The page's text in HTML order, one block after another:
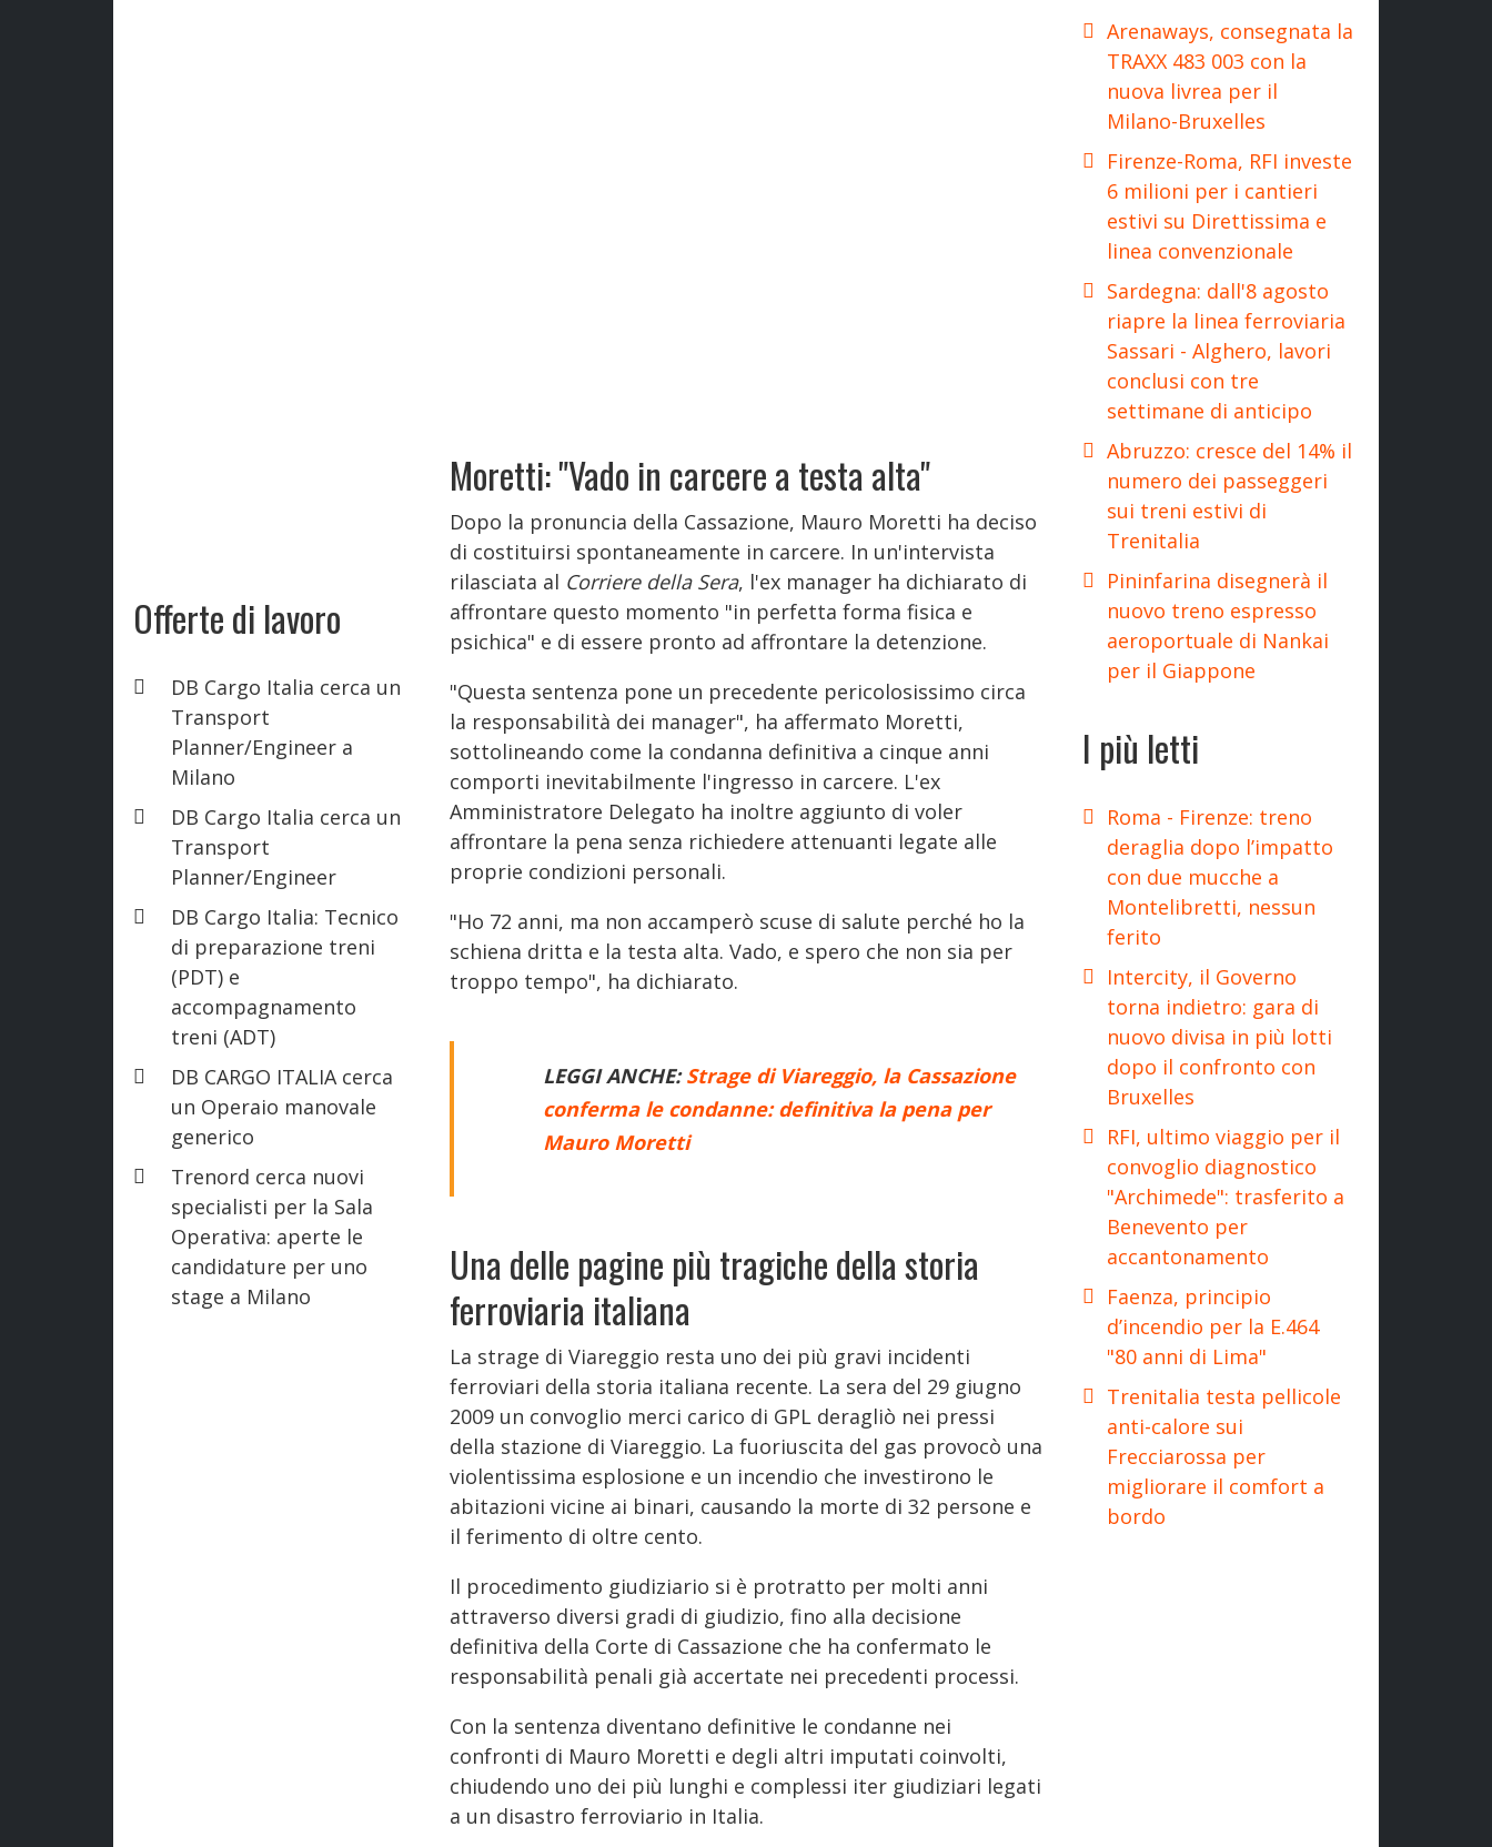
Offerte di lavoro
DB Cargo Italia cerca un
Transport
Planner/Engineer a
Milano
DB Cargo Italia cerca un
Transport
Planner/Engineer
DB Cargo Italia: Tecnico
di preparazione treni
(PDT) e
accompagnamento
treni (ADT)
DB CARGO ITALIA cerca
un Operaio manovale
generico
Trenord cerca nuovi
specialisti per la Sala
Operativa: aperte le
candidature per uno
stage a Milano
Moretti: "Vado in carcere a testa alta"
Dopo la pronuncia della Cassazione, Mauro Moretti ha deciso
di costituirsi spontaneamente in carcere. In un'intervista
rilasciata al Corriere della Sera, l'ex manager ha dichiarato di
affrontare questo momento "in perfetta forma fisica e
psichica" e di essere pronto ad affrontare la detenzione.
"Questa sentenza pone un precedente pericolosissimo circa
la responsabilità dei manager", ha affermato Moretti,
sottolineando come la condanna definitiva a cinque anni
comporti inevitabilmente l'ingresso in carcere. L'ex
Amministratore Delegato ha inoltre aggiunto di voler
affrontare la pena senza richiedere attenuanti legate alle
proprie condizioni personali.
"Ho 72 anni, ma non accamperò scuse di salute perché ho la
schiena dritta e la testa alta. Vado, e spero che non sia per
troppo tempo", ha dichiarato.
LEGGI ANCHE:Strage di Viareggio, la Cassazione
conferma le condanne: definitiva la pena per
Mauro Moretti
Una delle pagine più tragiche della storia
ferroviaria italiana
La strage di Viareggio resta uno dei più gravi incidenti
ferroviari della storia italiana recente. La sera del 29 giugno
2009 un convoglio merci carico di GPL deragliò nei pressi
della stazione di Viareggio. La fuoriuscita del gas provocò una
violentissima esplosione e un incendio che investirono le
abitazioni vicine ai binari, causando la morte di 32 persone e
il ferimento di oltre cento.
Il procedimento giudiziario si è protratto per molti anni
attraverso diversi gradi di giudizio, fino alla decisione
definitiva della Corte di Cassazione che ha confermato le
responsabilità penali già accertate nei precedenti processi.
Con la sentenza diventano definitive le condanne nei
confronti di Mauro Moretti e degli altri imputati coinvolti,
chiudendo uno dei più lunghi e complessi iter giudiziari legati
a un disastro ferroviario in Italia.
Arenaways, consegnata la
TRAXX 483 003 con la
nuova livrea per il
Milano-Bruxelles
Firenze-Roma, RFI investe
6 milioni per i cantieri
estivi su Direttissima e
linea convenzionale
Sardegna: dall'8 agosto
riapre la linea ferroviaria
Sassari - Alghero, lavori
conclusi con tre
settimane di anticipo
Abruzzo: cresce del 14% il
numero dei passeggeri
sui treni estivi di
Trenitalia
Pininfarina disegnerà il
nuovo treno espresso
aeroportuale di Nankai
per il Giappone
I più letti
Roma - Firenze: treno
deraglia dopo l’impatto
con due mucche a
Montelibretti, nessun
ferito
Intercity, il Governo
torna indietro: gara di
nuovo divisa in più lotti
dopo il confronto con
Bruxelles
RFI, ultimo viaggio per il
convoglio diagnostico
"Archimede": trasferito a
Benevento per
accantonamento
Faenza, principio
d’incendio per la E.464
"80 anni di Lima"
Trenitalia testa pellicole
anti-calore sui
Frecciarossa per
migliorare il comfort a
bordo